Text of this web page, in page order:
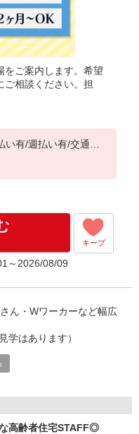
をご案内します。希望
ご相談ください。担
有/週払い有/交通費
キープ
～2026/08/09
ん・Wワーカーなど幅広
学はあります）
高齢者住宅STAFF◎